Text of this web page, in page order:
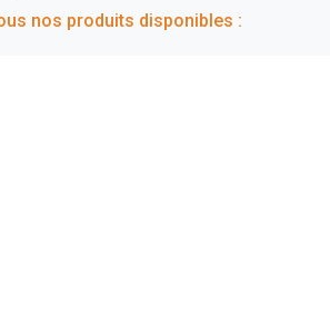
nos produits disponibles :